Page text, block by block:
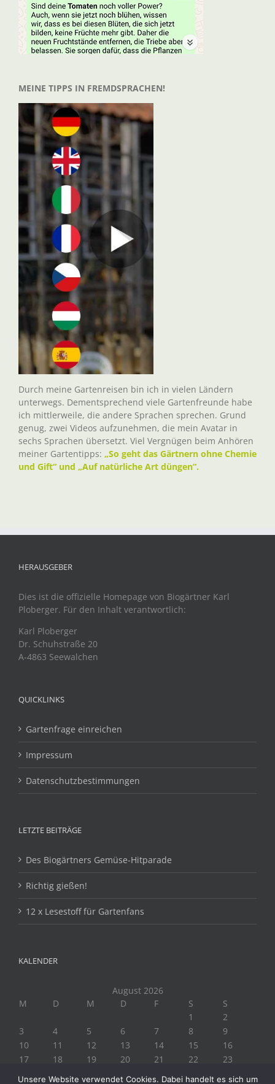
MEINE TIPPS IN FREMDSPRACHEN!
Durch meine Gartenreisen bin ich in vielen Ländern
unterwegs. Dementsprechend viele Gartenfreunde habe
ich mittlerweile, die andere Sprachen sprechen. Grund
genug, zwei Videos aufzunehmen, die mein Avatar in
sechs Sprachen übersetzt. Viel Vergnügen beim Anhören
meiner Gartentipps: „So geht das Gärtnern ohne Chemie
und Gift“ und „Auf natürliche Art düngen“.
HERAUSGEBER
Dies ist die offizielle Homepage von Biogärtner Karl
Ploberger. Für den Inhalt verantwortlich:
Karl Ploberger
Dr. Schuhstraße 20
A-4863 Seewalchen
QUICKLINKS
Gartenfrage einreichen
Impressum
Datenschutzbestimmungen
LETZTE BEITRÄGE
Des Biogärtners Gemüse-Hitparade
Richtig gießen!
12 x Lesestoff für Gartenfans
KALENDER
August 2026
M
D M D F S
S
1
2
3
4 5 6 7 8
9
10
11 12 13 14 15
16
17
18 19 20 21 22
23
Unsere Website verwendet Cookies. Dabei handelt es sich um